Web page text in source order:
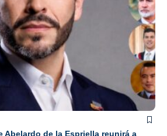
Abelardo de la Espriella reunirá a